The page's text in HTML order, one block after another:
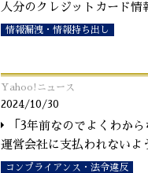
人分のクレジットカード情
情報漏洩・情報持ち出し
Yahoo!ニュース
2024/10/30
「3年前なのでよくわか
運営会社に支払われないよ
コンプライアンス・法令違反